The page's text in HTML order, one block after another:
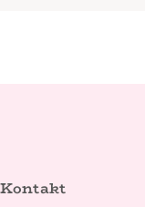
Kontakt